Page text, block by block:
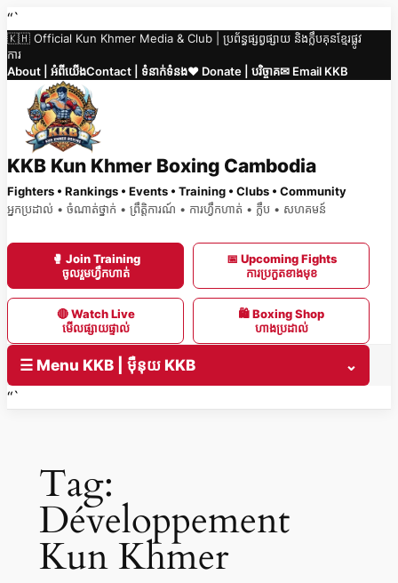
Skip
to
content
“`
🇰🇭 Official Kun Khmer Media & Club | ប្រព័ន្ធផ្សព្វផ្សាយ និងក្លឹបគុនខ្មែរផ្លូវ
ការ
About | អំពីយើងContact | ទំនាក់ទំនង❤️ Donate | បរិច្ចាគ✉ Email KKB
KKB Kun Khmer Boxing Cambodia
Fighters • Rankings • Events • Training • Clubs • Community
អ្នកប្រដាល់ • ចំណាត់ថ្នាក់ • ព្រឹត្តិការណ៍ • ការហ្វឹកហាត់ • ក្លឹប • សហគមន៍
🥊 Join Training
ចូលរួមហ្វឹកហាត់
📅 Upcoming Fights
ការប្រកួតខាងមុខ
🔴 Watch Live
មើលផ្សាយផ្ទាល់
🛍 Boxing Shop
ហាងប្រដាល់
☰ Menu KKB | ម៉ឺនុយ KKB
⌄
“`
Tag:
Développement
Kun Khmer